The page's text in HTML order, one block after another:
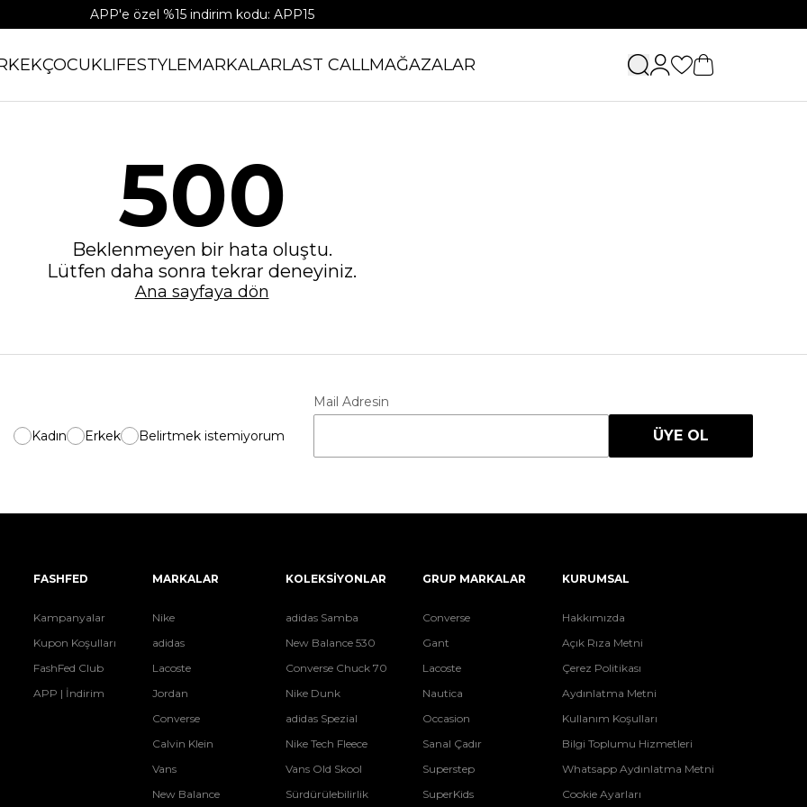
APP'e özel %15 indirim kodu: APP15
ÇOCUKLIFESTYLEMARKALARLAST CALLMAĞAZALAR
500
Beklenmeyen bir hata oluştu.
Lütfen daha sonra tekrar deneyiniz.
Ana sayfaya dön
Kadın Erkek Belirtmek istemiyorum
Mail Adresin
ÜYE OL
FASHFED
Kampanyalar
Kupon Koşulları
FashFed Club
APP | İndirim
MARKALAR
Nike
adidas
Lacoste
Jordan
Converse
Calvin Klein
Vans
New Balance
KOLEKSİYONLAR
adidas Samba
New Balance 530
Converse Chuck 70
Nike Dunk
adidas Spezial
Nike Tech Fleece
Vans Old Skool
Sürdürülebilirlik
GRUP MARKALAR
Converse
Gant
Lacoste
Nautica
Occasion
Sanal Çadır
Superstep
SuperKids
KURUMSAL
Hakkımızda
Açık Rıza Metni
Çerez Politikası
Aydınlatma Metni
Kullanım Koşulları
Bilgi Toplumu Hizmetleri
Whatsapp Aydınlatma Metni
Cookie Ayarları